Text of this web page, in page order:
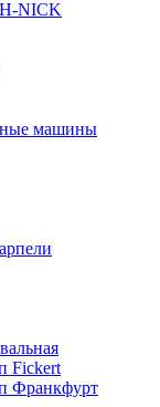
NICK
машины
Fickert
Франкфурт